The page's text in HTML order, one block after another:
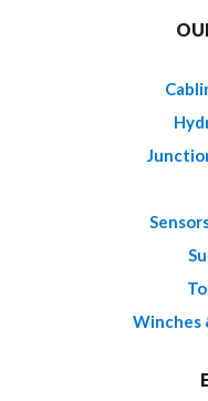
Winches